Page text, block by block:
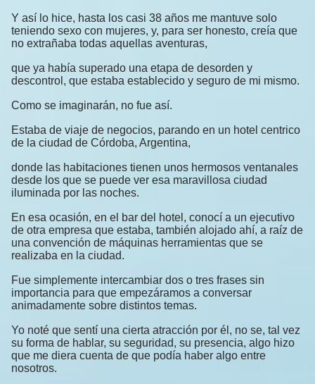
Y así lo hice, hasta los casi 38 años me mantuve solo
teniendo sexo con mujeres, y, para ser honesto, creía que
no extrañaba todas aquellas aventuras,
que ya había superado una etapa de desorden y
descontrol, que estaba establecido y seguro de mi mismo.
Como se imaginarán, no fue así.
Estaba de viaje de negocios, parando en un hotel centrico
de la ciudad de Córdoba, Argentina,
donde las habitaciones tienen unos hermosos ventanales
desde los que se puede ver esa maravillosa ciudad
iluminada por las noches.
En esa ocasión, en el bar del hotel, conocí a un ejecutivo
de otra empresa que estaba, también alojado ahí, a raíz de
una convención de máquinas herramientas que se
realizaba en la ciudad.
Fue simplemente intercambiar dos o tres frases sin
importancia para que empezáramos a conversar
animadamente sobre distintos temas.
Yo noté que sentí una cierta atracción por él, no se, tal vez
su forma de hablar, su seguridad, su presencia, algo hizo
que me diera cuenta de que podía haber algo entre
nosotros.